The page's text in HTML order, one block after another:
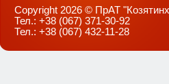
Copyright 2026 © ПрАТ
Тел.: +38 (067) 371-30-92
Тел.: +38 (067) 432-11-28